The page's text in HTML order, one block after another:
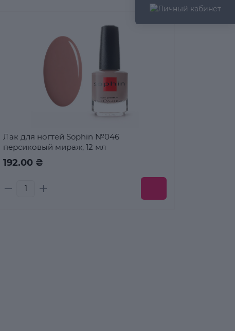
Лак для ногтей Sophin №046
персиковый мираж, 12 мл
192.00 ₴